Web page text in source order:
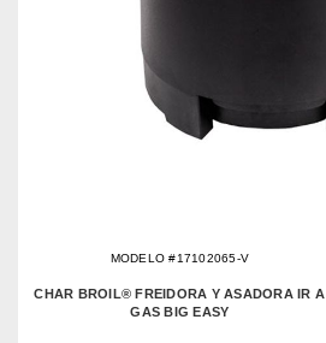
MODELO #17102065-V
CHAR BROIL® FREIDORA Y ASADORA IR A
GAS BIG EASY